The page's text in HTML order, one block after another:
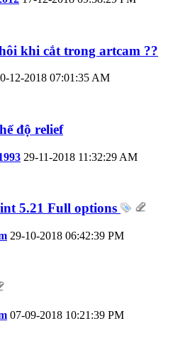
khi cắt trong artcam ??
12-2018 07:01:35 AM
độ relief
29-11-2018 11:32:29 AM
5.21 Full options
29-10-2018 06:42:39 PM
07-09-2018 10:21:39 PM